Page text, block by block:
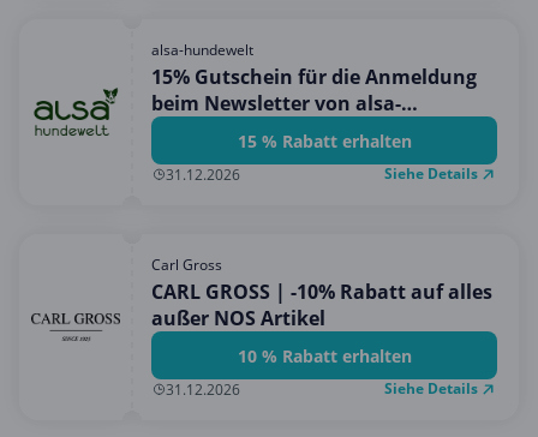
alsa-hundewelt
15% Gutschein für die Anmeldung
beim Newsletter von alsa-
hundewelt!15 % Rabatt erhalten
31.12.2026 Siehe Details
Carl Gross
CARL GROSS | -10% Rabatt auf alles
außer NOS Artikel
10 % Rabatt erhalten
31.12.2026 Siehe Details